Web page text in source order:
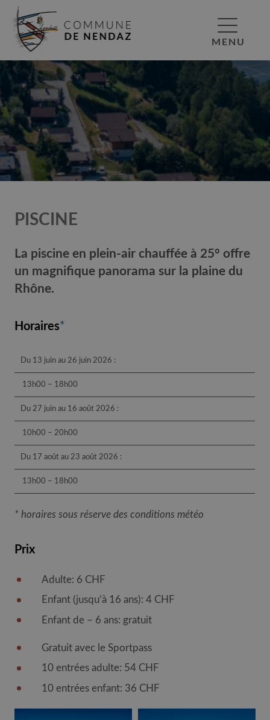
MENU
PISCINE
La piscine en plein-air chauffée à 25° offre
un magnifique panorama sur la plaine du
Rhône.
Horaires*
Du 13 juin au 26 juin 2026 :
13h00 – 18h00
Du 27 juin au 16 août 2026 :
10h00 – 20h00
Du 17 août au 23 août 2026 :
13h00 – 18h00
* horaires sous réserve des conditions météo
Prix
Adulte: 6 CHF
Enfant (jusqu’à 16 ans): 4 CHF
Enfant de – 6 ans: gratuit
Gratuit avec le Sportpass
10 entrées adulte: 54 CHF
10 entrées enfant: 36 CHF